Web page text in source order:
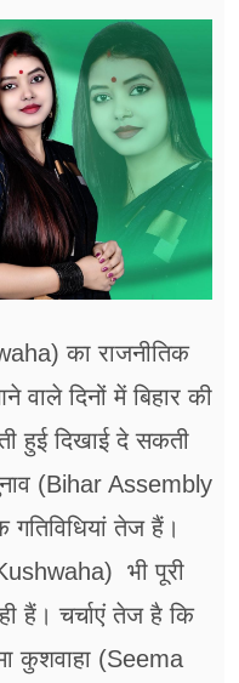
का राजनीतिक
वाले दिनों में बिहार की
हुई दिखाई दे सकती
(Bihar Assembly
तेज हैं।
भी पूरी
हैं। चर्चाएं तेज है कि
कुशवाहा (Seema